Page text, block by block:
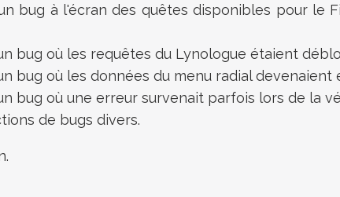
bug à l'écran des quêtes disponibles pour le
bug où les requêtes du Lynologue étaient
bug où les données du menu radial
bug où une erreur survenait parfois lors de la
de bugs divers.